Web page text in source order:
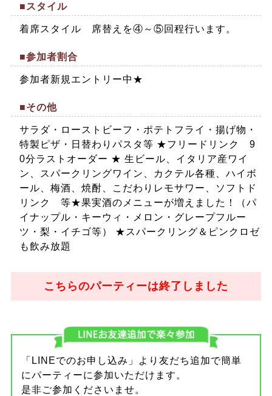
■スタイル
着席スタイル 席替えを④～⑤回程行います。
■参加者割合
参加者新規エントリー中★
■その他
サラダ・ローストビーフ・ポテトフライ・揚げ物・
特製ピザ・日替わりパスタ等 ★フリードリンク 9
0分ラストオーダー ★ 生ビール、イタリア産ワイ
ン、スパークリングワイン、カクテル各種、ハイボ
ール、梅酒、焼酎、こだわりレモサワー、ソフトド
リンク 等★果実酒のメニューが増えました！（パ
イナップル・キーウィ・メロン・グレープフルー
ツ・梨・イチゴ等） ★スパークリング＆ピンクロゼ
も飲み放題
こちらのパーティーは終了しました
「LINEでのお申し込み」より友だち追加で簡単
にパーティーに参加いただけます。
是非ご参加くださいませ。